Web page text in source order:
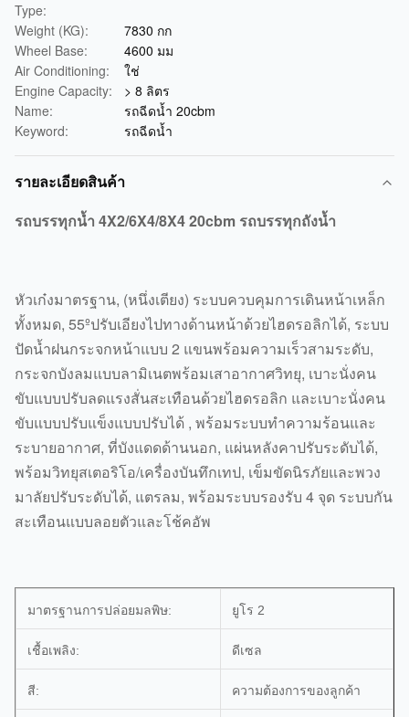
Type:
Weight (KG):
7830 กก
Wheel Base:
4600 มม
Air Conditioning:
ใช่
Engine Capacity:
> 8 ลิตร
Name:
รถฉีดน้ำ 20cbm
Keyword:
รถฉีดน้ำ
รายละเอียดสินค้า
รถบรรทุกน้ำ 4X2/6X4/8X4 20cbm รถบรรทุกถังน้ำ
หัวเก๋งมาตรฐาน, (หนึ่งเตียง) ระบบควบคุมการเดินหน้าเหล็ก
ทั้งหมด, 55ºปรับเอียงไปทางด้านหน้าด้วยไฮดรอลิกได้, ระบบ
ปัดน้ำฝนกระจกหน้าแบบ 2 แขนพร้อมความเร็วสามระดับ,
กระจกบังลมแบบลามิเนตพร้อมเสาอากาศวิทยุ, เบาะนั่งคน
ขับแบบปรับลดแรงสั่นสะเทือนด้วยไฮดรอลิก และเบาะนั่งคน
ขับแบบปรับแข็งแบบปรับได้ , พร้อมระบบทำความร้อนและ
ระบายอากาศ, ที่บังแดดด้านนอก, แผ่นหลังคาปรับระดับได้,
พร้อมวิทยุสเตอริโอ/เครื่องบันทึกเทป, เข็มขัดนิรภัยและพวง
มาลัยปรับระดับได้, แตรลม, พร้อมระบบรองรับ 4 จุด ระบบกัน
สะเทือนแบบลอยตัวและโช้คอัพ
มาตรฐานการปล่อยมลพิษ: ยูโร 2
เชื้อเพลิง: ดีเซล
สี: ความต้องการของลูกค้า